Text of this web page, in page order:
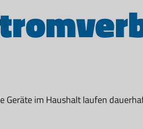
im Haushalt laufen